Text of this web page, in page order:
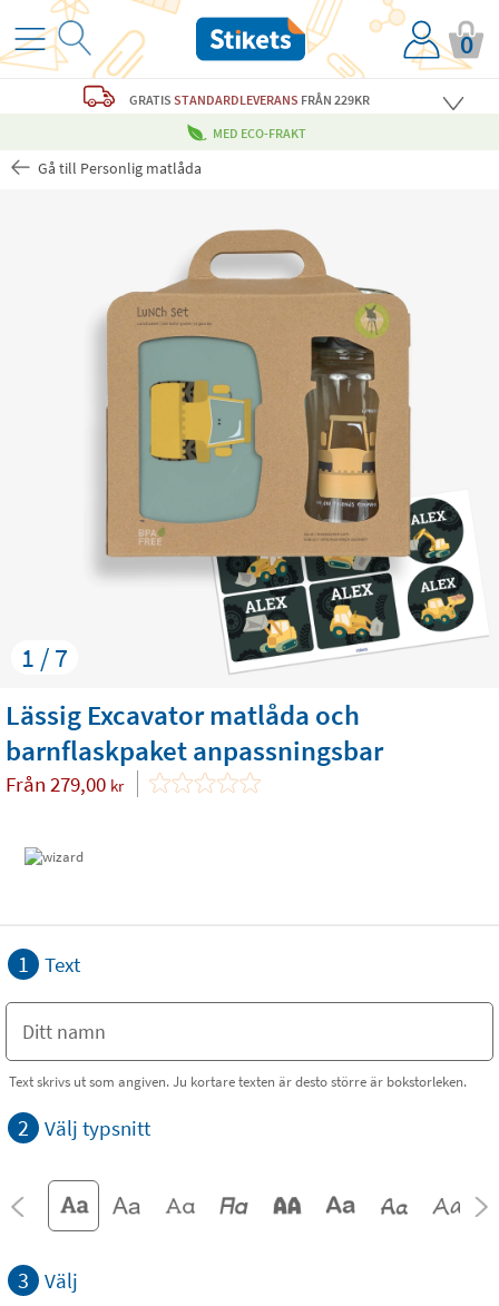
0
GRATIS STANDARDLEVERANS FRÅN 229KR
MED ECO-FRAKT
Gå till Personlig matlåda
1 / 7
Lässig Excavator matlåda och
barnflaskpaket anpassningsbar
Från 279,00 kr
1 Text
Text skrivs ut som angiven. Ju kortare texten är desto större är bokstorleken.
2 Välj typsnitt
3 Välj